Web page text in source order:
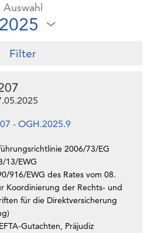
Auswahl
Filter
- OGH.2025.9
2006/73/EG
13/EWG
916/EWG des Rates vom 08.
Koordinierung der Rechts- und
für die Direktversicherung
Gutachten, Präjudiz